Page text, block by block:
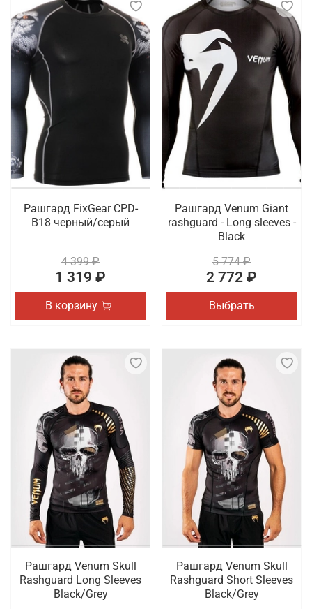
Рашгард FixGear CPD-
B18 черный/серый
4 399 ₽
1 319 ₽
В корзину
Рашгард Venum Giant
rashguard - Long sleeves -
Black
5 774 ₽
2 772 ₽
Выбрать
Рашгард Venum Skull
Rashguard Long Sleeves
Black/Grey
Рашгард Venum Skull
Rashguard Short Sleeves
Black/Grey